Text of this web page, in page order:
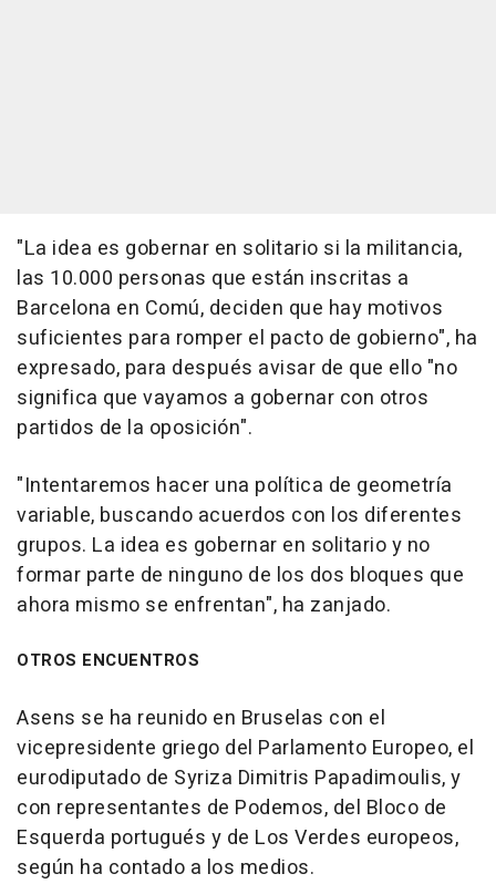
"La idea es gobernar en solitario si la militancia,
las 10.000 personas que están inscritas a
Barcelona en Comú, deciden que hay motivos
suficientes para romper el pacto de gobierno", ha
expresado, para después avisar de que ello "no
significa que vayamos a gobernar con otros
partidos de la oposición".
"Intentaremos hacer una política de geometría
variable, buscando acuerdos con los diferentes
grupos. La idea es gobernar en solitario y no
formar parte de ninguno de los dos bloques que
ahora mismo se enfrentan", ha zanjado.
OTROS ENCUENTROS
Asens se ha reunido en Bruselas con el
vicepresidente griego del Parlamento Europeo, el
eurodiputado de Syriza Dimitris Papadimoulis, y
con representantes de Podemos, del Bloco de
Esquerda portugués y de Los Verdes europeos,
según ha contado a los medios.